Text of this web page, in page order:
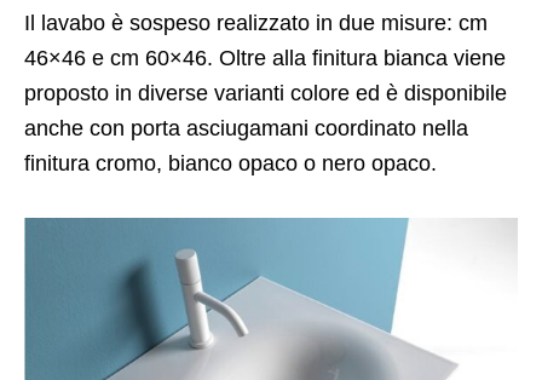
Il lavabo è sospeso realizzato in due misure: cm
46×46 e cm 60×46. Oltre alla finitura bianca viene
proposto in diverse varianti colore ed è disponibile
anche con porta asciugamani coordinato nella
finitura cromo, bianco opaco o nero opaco.